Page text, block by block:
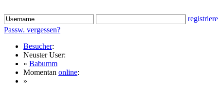
Passw. vergessen?
Besucher:
Neuster User:
» Babumm
Momentan online:
»